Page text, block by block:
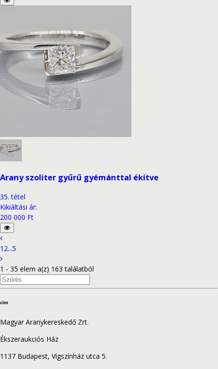
Arany szoliter gyűrű gyémánttal ékítve
35. tétel
Kikiáltási ár:
200 000 Ft
1 2...5
1 - 35 elem a(z) 163 találatból
cím
Magyar Aranykereskedő Zrt.
Ékszeraukciós Ház
1137 Budapest, Vígszínház utca 5.